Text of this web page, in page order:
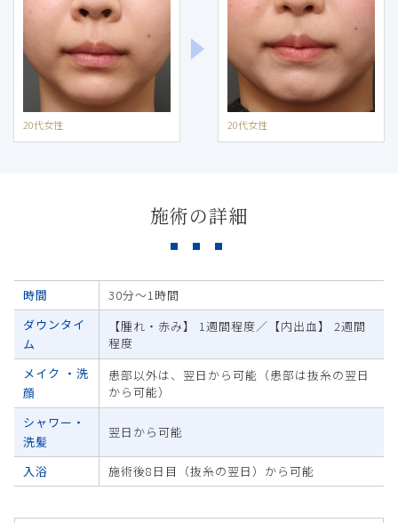
20代女性 20代女性
施術の詳細
時間
30分～1時間
ダウンタイ
ム
【腫れ・赤み】 1週間程度／【内出血】 2週間
程度
メイク ・洗
顔
患部以外は、翌日から可能（患部は抜糸の翌日
から可能）
シャワー・
洗髪
翌日から可能
入浴 施術後8日目（抜糸の翌日）から可能